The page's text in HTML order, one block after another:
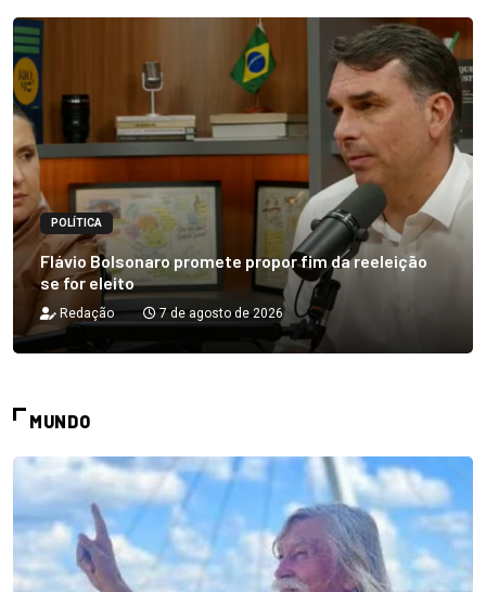
POLÍTICA
Flávio Bolsonaro promete propor fim da reeleição
se for eleito
Redação 7 de agosto de 2026
MUNDO